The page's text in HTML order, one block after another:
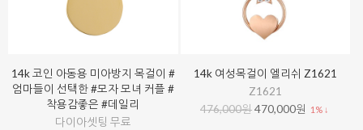
14k 코인 아동용 미아방지 목걸이 #
엄마들이 선택한 #모자 모녀 커플 #
착용감좋은 #데일리
다이아셋팅 무료
14k 여성목걸이 엘리쉬 Z1621
Z1621
476,000원470,000원 1% ↓